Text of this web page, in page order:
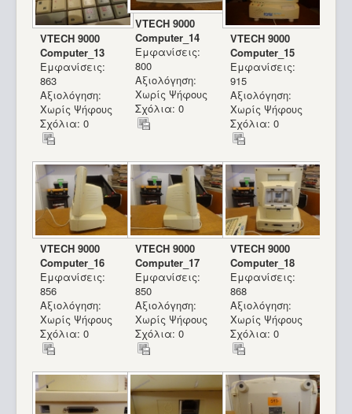
VTECH 9000
Computer_13
Εμφανίσεις:
863
Αξιολόγηση:
Χωρίς Ψήφους
Σχόλια: 0
VTECH 9000
Computer_14
Εμφανίσεις:
800
Αξιολόγηση:
Χωρίς Ψήφους
Σχόλια: 0
VTECH 9000
Computer_15
Εμφανίσεις:
915
Αξιολόγηση:
Χωρίς Ψήφους
Σχόλια: 0
VTECH 9000
Computer_16
Εμφανίσεις:
856
Αξιολόγηση:
Χωρίς Ψήφους
Σχόλια: 0
VTECH 9000
Computer_17
Εμφανίσεις:
850
Αξιολόγηση:
Χωρίς Ψήφους
Σχόλια: 0
VTECH 9000
Computer_18
Εμφανίσεις:
868
Αξιολόγηση:
Χωρίς Ψήφους
Σχόλια: 0